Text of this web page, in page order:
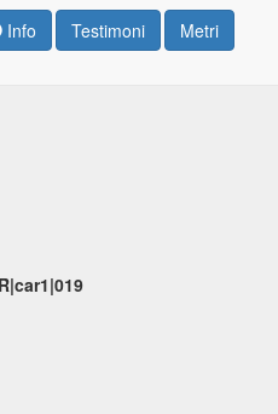
Info Testimoni
Metri